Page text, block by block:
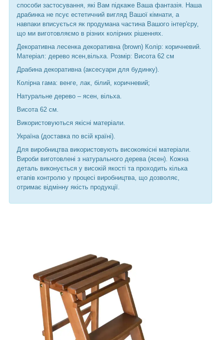
способи застосування, які Вам підкаже Ваша фантазія. Наша
драбинка не псує естетичний вигляд Вашої кімнати, а
навпаки вписується як продумана частина Вашого інтер'єру,
що ми виготовляємо в різних колірних рішеннях.
Декоративна лесенка декоративна (brown) Колір: коричневий.
Матеріал: дерево ясен,вільха. Розмір: Висота 62 см
Драбина декоративна (аксесуари для будинку).
Колірна гама: венге, лак, білий, коричневий;
Натуральне дерево – ясен, вільха.
Висота 62 см.
Використовуються якісні матеріали.
Україна (доставка по всій країні).
Для виробництва використовують високоякісні матеріали.
Вироби виготовлені з натурального дерева (ясен). Кожна
деталь виконується у високій якості та проходить кілька
етапів контролю у процесі виробництва, що дозволяє,
отримає відмінну якість продукції.